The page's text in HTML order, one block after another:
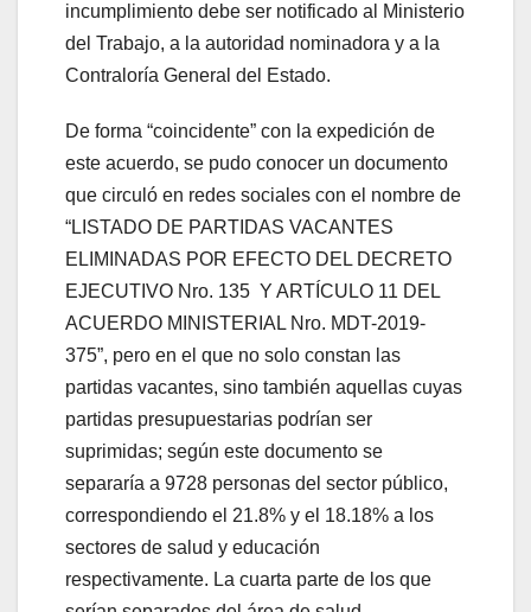
incumplimiento debe ser notificado al Ministerio
del Trabajo, a la autoridad nominadora y a la
Contraloría General del Estado.
De forma “coincidente” con la expedición de
este acuerdo, se pudo conocer un documento
que circuló en redes sociales con el nombre de
“LISTADO DE PARTIDAS VACANTES
ELIMINADAS POR EFECTO DEL DECRETO
EJECUTIVO Nro. 135 Y ARTÍCULO 11 DEL
ACUERDO MINISTERIAL Nro. MDT-2019-
375”, pero en el que no solo constan las
partidas vacantes, sino también aquellas cuyas
partidas presupuestarias podrían ser
suprimidas; según este documento se
separaría a 9728 personas del sector público,
correspondiendo el 21.8% y el 18.18% a los
sectores de salud y educación
respectivamente. La cuarta parte de los que